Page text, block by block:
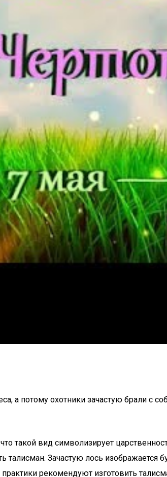
а потому охотники зачастую брали с
такой вид символизирует
талисман. Зачастую лось
рекомендуют изготовить